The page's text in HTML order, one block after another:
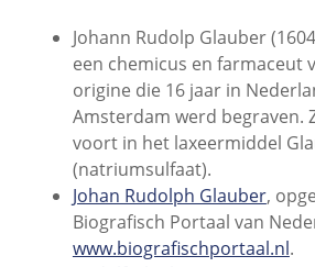
Spring
naar
het
menu
Johann Rudolp Glauber
een chemicus en farmaceut
origine die 16 jaar in
Amsterdam werd begraven.
voort in het laxeermiddel
(natriumsulfaat).
Johan Rudolph Glauber,
Biografisch Portaal van
www.biografischportaal.nl.